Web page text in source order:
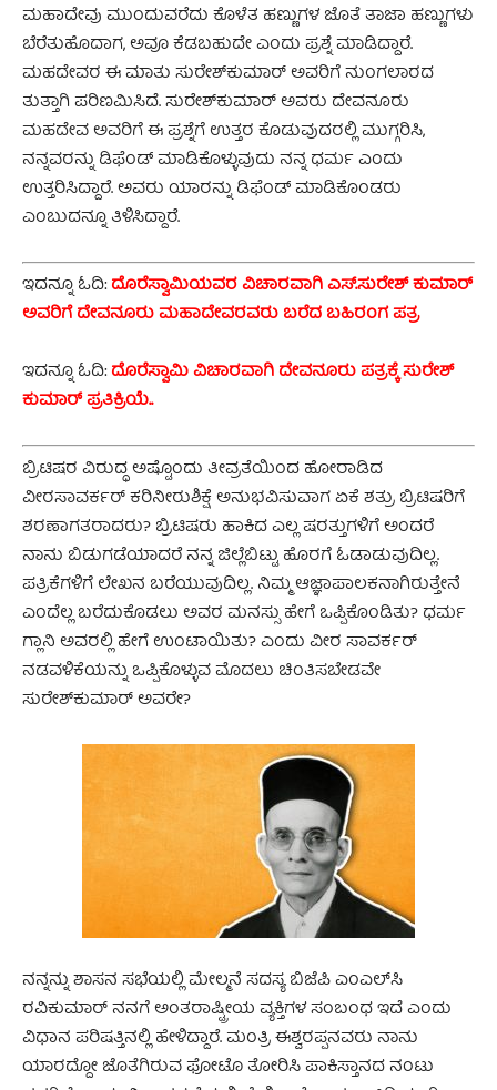
ಮಹಾದೇವು ಮುಂದುವರೆದು ಕೊಳೆತ ಹಣ್ಣುಗಳ ಜೊತೆ ತಾಜಾ ಹಣ್ಣುಗಳು
ಬೆರೆತುಹೊದಾಗ, ಅವೂ ಕೆಡಬಹುದೇ ಎಂದು ಪ್ರಶ್ನೆ ಮಾಡಿದ್ದಾರೆ.
ಮಹದೇವರ ಈ ಮಾತು ಸುರೇಶ್‌ಕುಮಾರ್ ಅವರಿಗೆ ನುಂಗಲಾರದ
ತುತ್ತಾಗಿ ಪರಿಣಮಿಸಿದೆ. ಸುರೇಶ್‌ಕುಮಾರ್ ಅವರು ದೇವನೂರು
ಮಹದೇವ ಅವರಿಗೆ ಈ ಪ್ರಶ್ನೆಗೆ ಉತ್ತರ ಕೊಡುವುದರಲ್ಲಿ ಮುಗ್ಗರಿಸಿ,
ನನ್ನವರನ್ನು ಡಿಫೆಂಡ್ ಮಾಡಿಕೊಳ್ಳುವುದು ನನ್ನ ಧರ್ಮ ಎಂದು
ಉತ್ತರಿಸಿದ್ದಾರೆ. ಅವರು ಯಾರನ್ನು ಡಿಫೆಂಡ್ ಮಾಡಿಕೊಂಡರು
ಎಂಬುದನ್ನೂ ತಿಳಿಸಿದ್ದಾರೆ.
ಇದನ್ನೂ ಓದಿ:ದೊರೆಸ್ವಾಮಿಯವರ ವಿಚಾರವಾಗಿ ಎಸ್.ಸುರೇಶ್ ಕುಮಾರ್
ಅವರಿಗೆ ದೇವನೂರು ಮಹಾದೇವರವರು ಬರೆದ ಬಹಿರಂಗ ಪತ್ರ
ಇದನ್ನೂ ಓದಿ:ದೊರೆಸ್ವಾಮಿ ವಿಚಾರವಾಗಿ ದೇವನೂರು ಪತ್ರಕ್ಕೆ ಸುರೇಶ್‌
ಕುಮಾರ್‌ ಪ್ರತಿಕ್ರಿಯೆ..
ಬ್ರಿಟಿಷರ ವಿರುದ್ಧ ಅಷ್ಟೊಂದು ತೀವ್ರತೆಯಿಂದ ಹೋರಾಡಿದ
ವೀರಸಾವರ್ಕರ್ ಕರಿನೀರುಶಿಕ್ಷೆ ಅನುಭವಿಸುವಾಗ ಏಕೆ ಶತ್ರು ಬ್ರಿಟಿಷರಿಗೆ
ಶರಣಾಗತರಾದರು? ಬ್ರಿಟಿಷರು ಹಾಕಿದ ಎಲ್ಲ ಷರತ್ತುಗಳಿಗೆ ಅಂದರೆ
ನಾನು ಬಿಡುಗಡೆಯಾದರೆ ನನ್ನ ಜಿಲ್ಲೆಬಿಟ್ಟು ಹೊರಗೆ ಓಡಾಡುವುದಿಲ್ಲ.
ಪತ್ರಿಕೆಗಳಿಗೆ ಲೇಖನ ಬರೆಯುವುದಿಲ್ಲ. ನಿಮ್ಮ ಆಜ್ಞಾಪಾಲಕನಾಗಿರುತ್ತೇನೆ
ಎಂದೆಲ್ಲ ಬರೆದುಕೊಡಲು ಅವರ ಮನಸ್ಸು ಹೇಗೆ ಒಪ್ಪಿಕೊಂಡಿತು? ಧರ್ಮ
ಗ್ಲಾನಿ ಅವರಲ್ಲಿ ಹೇಗೆ ಉಂಟಾಯಿತು? ಎಂದು ವೀರ ಸಾವರ್ಕರ್
ನಡವಳಿಕೆಯನ್ನು ಒಪ್ಪಿಕೊಳ್ಳುವ ಮೊದಲು ಚಿಂತಿಸಬೇಡವೇ
ಸುರೇಶ್‌ಕುಮಾರ್ ಅವರೇ?
ನನ್ನನ್ನು ಶಾಸನ ಸಭೆಯಲ್ಲಿ ಮೇಲ್ಮನೆ ಸದಸ್ಯ ಬಿಜೆಪಿ ಎಂಎಲ್‌ಸಿ
ರವಿಕುಮಾರ್ ನನಗೆ ಅಂತರಾಷ್ಟ್ರೀಯ ವ್ಯಕ್ತಿಗಳ ಸಂಬಂಧ ಇದೆ ಎಂದು
ವಿಧಾನ ಪರಿಷತ್ತಿನಲ್ಲಿ ಹೇಳಿದ್ದಾರೆ. ಮಂತ್ರಿ ಈಶ್ವರಪ್ಪನವರು ನಾನು
ಯಾರದ್ದೋ ಜೊತೆಗಿರುವ ಫೋಟೊ ತೋರಿಸಿ ಪಾಕಿಸ್ತಾನದ ನಂಟು